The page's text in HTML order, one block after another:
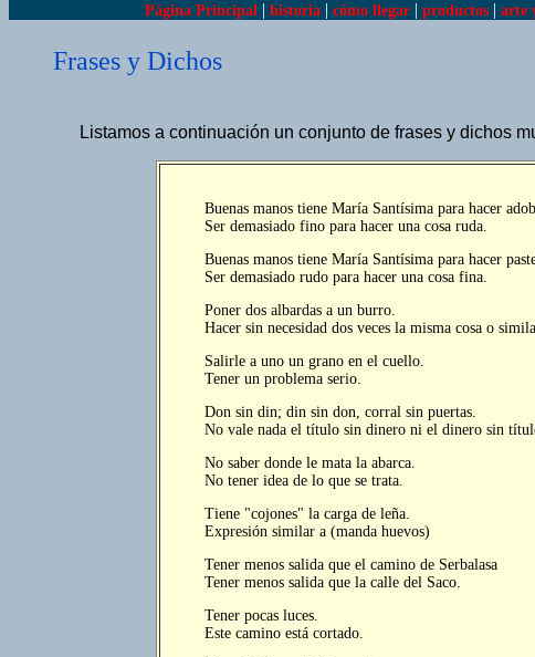
Página Principal | historia | cómo llegar | productos | arte
Frases y Dichos
Listamos a continuación un conjunto de frases y dichos
Buenas manos tiene María Santísima para hacer
Ser demasiado fino para hacer una cosa ruda.
Buenas manos tiene María Santísima para hacer
Ser demasiado rudo para hacer una cosa fina.
Poner dos albardas a un burro.
Hacer sin necesidad dos veces la misma cosa o
Salirle a uno un grano en el cuello.
Tener un problema serio.
Don sin din; din sin don, corral sin puertas.
No vale nada el título sin dinero ni el dinero sin
No saber donde le mata la abarca.
No tener idea de lo que se trata.
Tiene "cojones" la carga de leña.
Expresión similar a (manda huevos)
Tener menos salida que el camino de Serbalasa
Tener menos salida que la calle del Saco.
Tener pocas luces.
Este camino está cortado.